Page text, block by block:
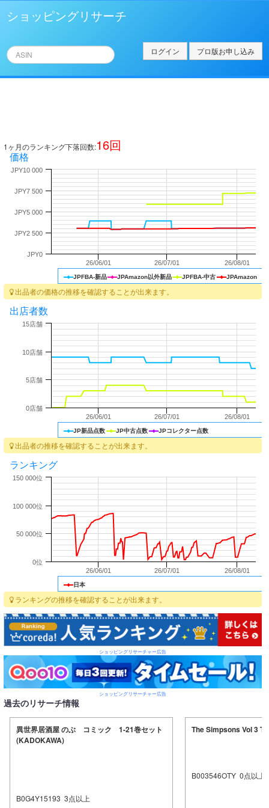
ショッピングリサーチ
ログイン プロ版お申し込み
1ヶ月のランキング下落回数:16回
価格
JPFBA-新品 JPAmazon以外新品 JPFBA-中古 JPAmazon
26/06/01 26/07/01 26/08/01
JPY2 500
JPY0
JPY5 000
JPY7 500
JPY10 000
出品者の価格の推移を確認することが出来ます。
出店者数
JP新品点数 JP中古点数 JPコレクター点数
26/06/01 26/07/01 26/08/01
10店舗
0店舗
5店舗
15店舗
出品者の推移を確認することが出来ます。
ランキング
日本
26/06/01 26/07/01 26/08/01
0位
50 000位
100 000位
150 000位
ランキングの推移を確認することが出来ます。
ショッピングリサーチャー広告
ショッピングリサーチャー広告
過去のリサーチ情報
異世界居酒屋 のぶ コミック 1-21巻セット
(KADOKAWA)
B0G4Y15193 3点以上
The Simpsons Vol 3
B003546OTY 0点以上